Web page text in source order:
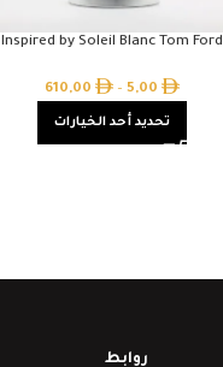
Inspired by Soleil Blanc Tom Ford
5,00
–
610,00
تحديد أحد الخيارات
روابط